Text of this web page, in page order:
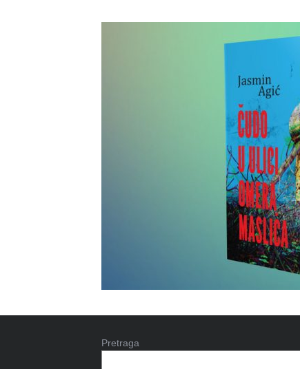
Pretraga